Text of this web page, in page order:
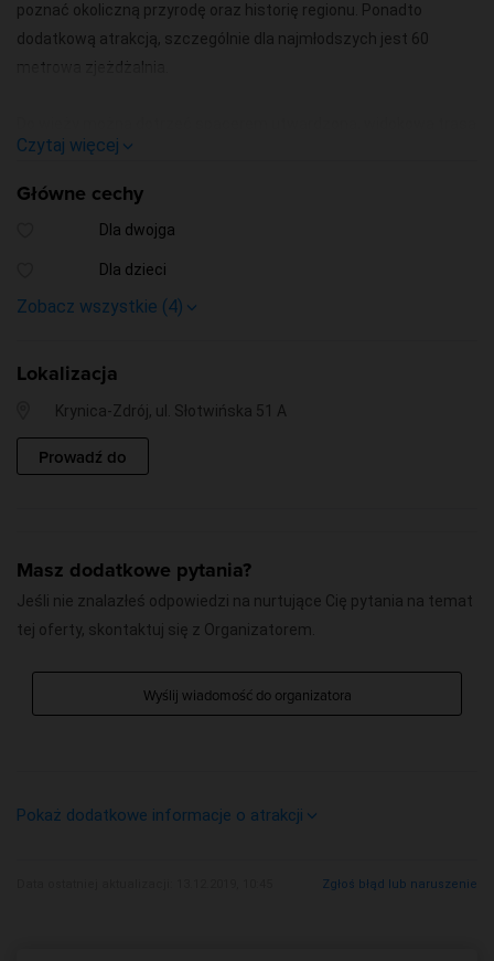
poznać okoliczną przyrodę oraz historię regionu. Ponadto
dodatkową atrakcją, szczególnie dla najmłodszych jest 60
metrowa zjeżdżalnia.
(poza sezonem zimowym) lub nowoczesną kolejką krzesełkową
Warto zaznaczyć, że ten wyjątkowy projekt to najwyższa
drewniana konstrukcja tego typu, wykonywana i stworzona
przez polskich architektów, konstruktorów i cieśli.
Czytaj więcej
Główne cechy
Dla dwojga
Dla dzieci
Dla niej
Zobacz wszystkie (4)
Lokalizacja
Krynica-Zdrój, ul. Słotwińska 51 A
Prowadź do
Masz dodatkowe pytania?
Jeśli nie znalazłeś odpowiedzi na nurtujące Cię pytania na temat
tej oferty, skontaktuj się z Organizatorem.
Wyślij wiadomość do organizatora
Pokaż dodatkowe informacje o atrakcji
Zgłoś błąd lub naruszenie